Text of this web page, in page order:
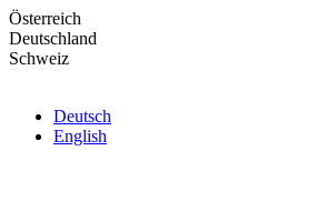
Skip
to
the
Österreich
Deutschland
Schweiz
Deutsch
English